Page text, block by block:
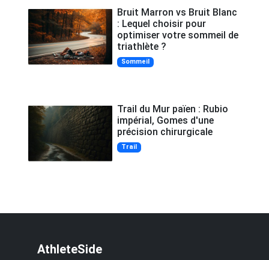
Bruit Marron vs Bruit Blanc
: Lequel choisir pour
optimiser votre sommeil de
triathlète ?
Sommeil
Trail du Mur païen : Rubio
impérial, Gomes d'une
précision chirurgicale
Trail
AthleteSide